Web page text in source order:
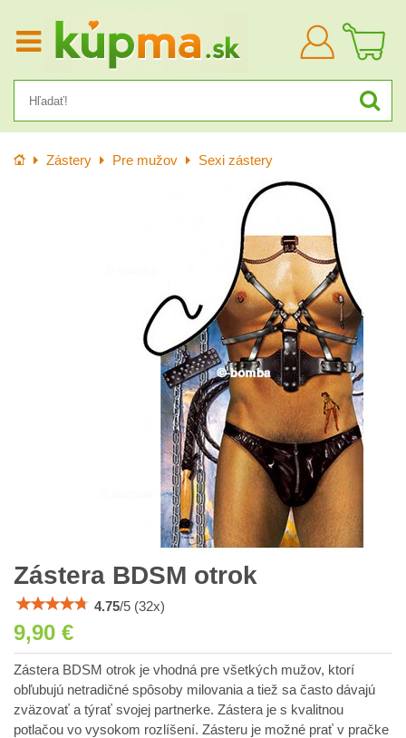
Prihlásiť
sa
Úvod Zástery Pre mužov Sexi zástery
Zástera BDSM otrok
4.75/5 (32x)
9,90 €
Zástera BDSM otrok je vhodná pre všetkých mužov, ktorí
obľubujú netradičné spôsoby milovania a tiež sa často dávajú
zväzovať a týrať svojej partnerke. Zástera je s kvalitnou
potlačou vo vysokom rozlíšení. Zásteru je možné prať v pračke